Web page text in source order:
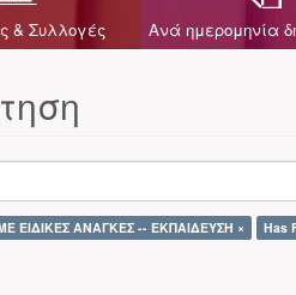
& Συλλογές Ανά ημερομηνία
ΕΙΔΙΚΕΣ ΑΝΑΓΚΕΣ -- ΕΚΠΑΙΔΕΥΣΗ × Has